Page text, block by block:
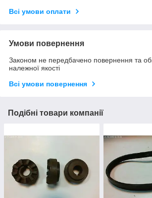
Всі умови оплати
Умови повернення
Законом не передбачено повернення та
належної якості
Всі умови повернення
Подібні товари компанії